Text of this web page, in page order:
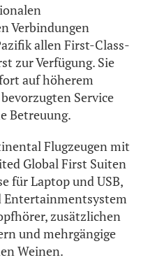
Verbindungen
allen First-Class-
zur Verfügung. Sie
auf höherem
Service
Betreuung.
Flugzeugen mit
Global First Suiten
für Laptop und USB,
zusätzlichen
und mehrgängige
Weinen.